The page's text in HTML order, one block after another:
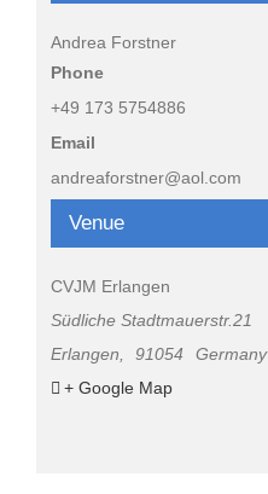
Venue
CVJM Erlangen
Südliche Stadtmauerstr.21
Erlangen
91054
Germany
+ Google Map
Andrea Forstner
Phone
+49 173 5754886
Email
andreaforstner@aol.com